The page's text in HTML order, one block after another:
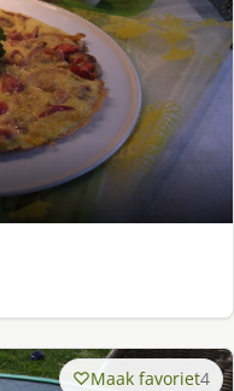
Maak favoriet4